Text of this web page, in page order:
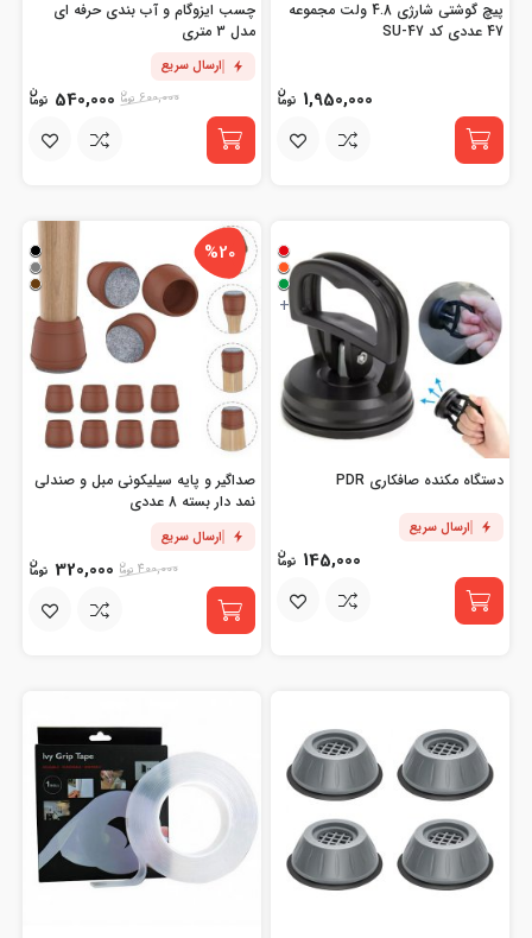
پیچ گوشتی شارژی 4.8 ولت مجموعه
47 عددی کد SU-47
1,950,000
چسب ایزوگام و آب بندی حرفه ای
مدل 3 متری
ارسال سریع
600,000
540,000
+
دستگاه مکنده صافکاری PDR
ارسال سریع
145,000
%20
صداگیر و پایه سیلیکونی مبل و صندلی
نمد دار بسته 8 عددی
ارسال سریع
400,000
320,000